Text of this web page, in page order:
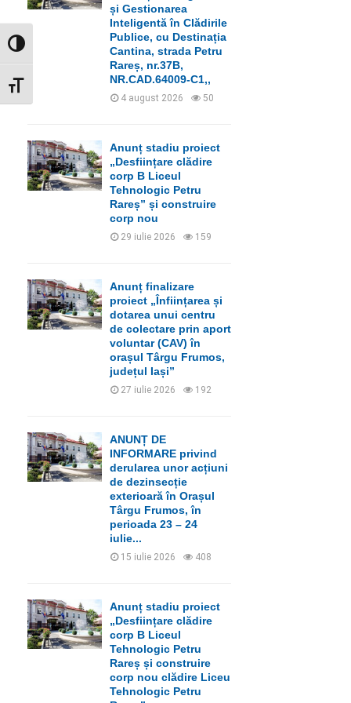
GLISOR NIVEL CONTRAST
GLISOR MĂRIME FONT
H
și Gestionarea
Inteligentă în Clădirile
Publice, cu Destinația
Cantina, strada Petru
Rareș, nr.37B,
NR.CAD.64009-C1,,
4 august 2026 50
Anunț stadiu proiect
„Desființare clădire
corp B Liceul
Tehnologic Petru
Rareș” și construire
corp nou
29 iulie 2026 159
Anunț finalizare
proiect „Înființarea și
dotarea unui centru
de colectare prin aport
voluntar (CAV) în
orașul Târgu Frumos,
județul Iași”
27 iulie 2026 192
ANUNȚ DE
INFORMARE privind
derularea unor acțiuni
de dezinsecție
exterioară în Orașul
Târgu Frumos, în
perioada 23 – 24
iulie...
15 iulie 2026 408
Anunț stadiu proiect
„Desființare clădire
corp B Liceul
Tehnologic Petru
Rareș și construire
corp nou clădire Liceu
Tehnologic Petru